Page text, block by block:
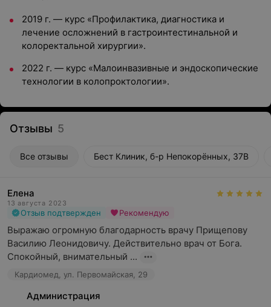
2019 г. — курс «Профилактика, диагностика и
лечение осложнений в гастроинтестинальной и
колоректальной хирургии».
2022 г. — курс «Малоинвазивные и эндоскопические
технологии в колопроктологии».
Отзывы 5
Все отзывы Бест Клиник, б-р Непокорённых, 37В
Елена
13 августа 2023
Отзыв подтвержден Рекомендую
Выражаю огромную благодарность врачу Прищепову
Василию Леонидовичу. Действительно врач от Бога.
Спокойный, внимательный ...
Кардиомед, ул. Первомайская, 29
Администрация